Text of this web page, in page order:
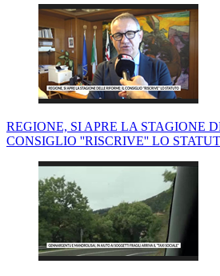
REGIONE, SI APRE LA STAGIONE
CONSIGLIO ''RISCRIVE'' LO